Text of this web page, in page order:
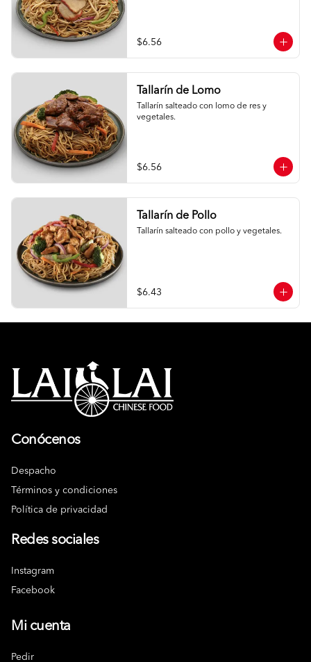
$6.56
Tallarín de Lomo
Tallarín salteado con lomo de res y
vegetales.
$6.56
Tallarín de Pollo
Tallarín salteado con pollo y vegetales.
$6.43
Conócenos
Despacho
Términos y condiciones
Política de privacidad
Redes sociales
Instagram
Facebook
Mi cuenta
Pedir